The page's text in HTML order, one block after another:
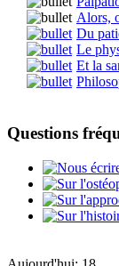
Alors,
Du
Le
Et la
Questions